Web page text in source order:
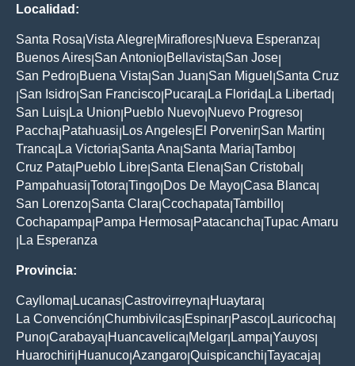
Localidad:
Santa Rosa Vista Alegre Miraflores Nueva Esperanza
Buenos Aires San Antonio Bellavista San Jose
San Pedro Buena Vista San Juan San Miguel Santa Cruz
San Isidro San Francisco Pucara La Florida La Libertad
San Luis La Union Pueblo Nuevo Nuevo Progreso
Paccha Patahuasi Los Angeles El Porvenir San Martin
Tranca La Victoria Santa Ana Santa Maria Tambo
Cruz Pata Pueblo Libre Santa Elena San Cristobal
Pampahuasi Totora Tingo Dos De Mayo Casa Blanca
San Lorenzo Santa Clara Ccochapata Tambillo
Cochapampa Pampa Hermosa Patacancha Tupac Amaru
La Esperanza
Provincia:
Caylloma Lucanas Castrovirreyna Huaytara
La Convención Chumbivilcas Espinar Pasco Lauricocha
Puno Carabaya Huancavelica Melgar Lampa Yauyos
Huarochiri Huanuco Azangaro Quispicanchi Tayacaja